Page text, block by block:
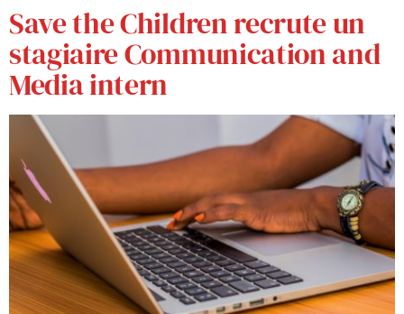
Save the Children recrute un
stagiaire Communication and
Media intern